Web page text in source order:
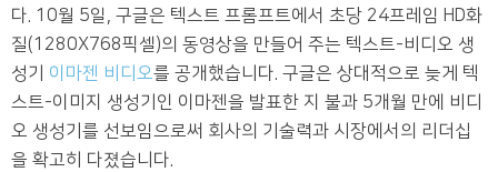
다. 10월 5일, 구글은 텍스트 프롬프트에서 초당 24프레임 HD화
질(1280X768픽셀)의 동영상을 만들어 주는 텍스트-비디오 생
성기 이마젠 비디오를 공개했습니다. 구글은 상대적으로 늦게 텍
스트-이미지 생성기인 이마젠을 발표한 지 불과 5개월 만에 비디
오 생성기를 선보임으로써 회사의 기술력과 시장에서의 리더십
을 확고히 다졌습니다.